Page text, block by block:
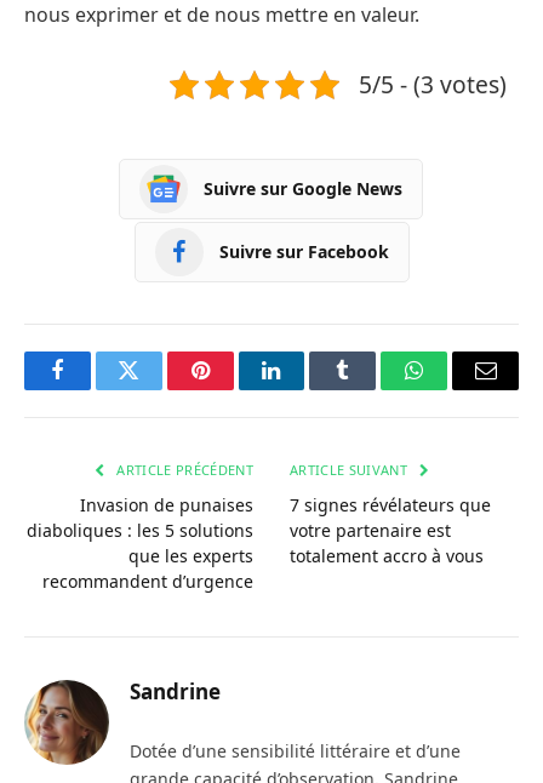
nous exprimer et de nous mettre en valeur.
5/5 - (3 votes)
Suivre sur Google News
Suivre sur Facebook
FacebookTwitter PinterestLinkedInTumblr WhatsApp
ARTICLE PRÉCÉDENT
Invasion de punaises
diaboliques : les 5 solutions
que les experts
recommandent d’urgence
ARTICLE SUIVANT
7 signes révélateurs que
votre partenaire est
totalement accro à vous
Sandrine
Dotée d’une sensibilité littéraire et d’une